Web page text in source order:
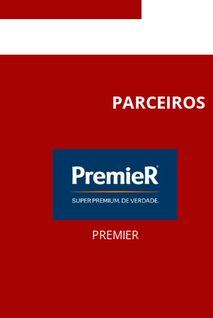
PARCEIROS
PREMIER